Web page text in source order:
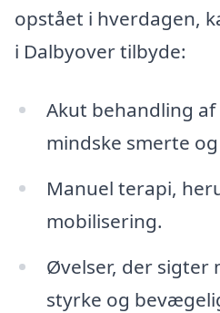
opstået i hverdagen,
i Dalbyover tilbyde:
Akut behandling
mindske smerte
Manuel terapi,
mobilisering.
Øvelser, der sigter
styrke og